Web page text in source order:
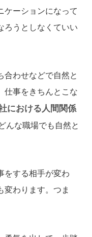
ケーションになって
ろうとしなくていい
合わせなどで自然と
仕事をきちんとこな
における人間関係
んな職場でも自然と
をする相手が変わ
変わります。つま